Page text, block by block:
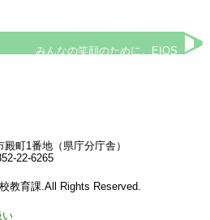
みんなの笑顔のために。EIOS
町1番地（県庁分庁舎）
22-6265
教育課.All Rights Reserved.
い